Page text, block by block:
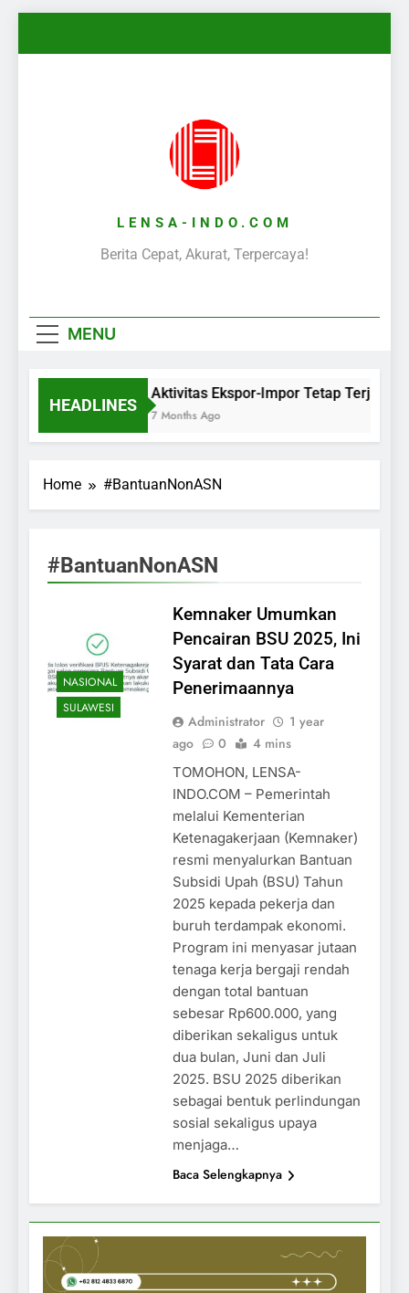
LENSA-INDO.COM
Berita Cepat, Akurat, Terpercaya!
MENU
HEADLINES
Aktivitas Ekspor-Impor Tetap Terjaga
7 Months Ago
Home #BantuanNonASN
#BantuanNonASN
NASIONAL
SULAWESI
Kemnaker Umumkan
Pencairan BSU 2025, Ini
Syarat dan Tata Cara
Penerimaannya
Administrator
1 year
ago
0 4 mins
TOMOHON, LENSA-
INDO.COM – Pemerintah
melalui Kementerian
Ketenagakerjaan (Kemnaker)
resmi menyalurkan Bantuan
Subsidi Upah (BSU) Tahun
2025 kepada pekerja dan
buruh terdampak ekonomi.
Program ini menyasar jutaan
tenaga kerja bergaji rendah
dengan total bantuan
sebesar Rp600.000, yang
diberikan sekaligus untuk
dua bulan, Juni dan Juli
2025. BSU 2025 diberikan
sebagai bentuk perlindungan
sosial sekaligus upaya
menjaga…
Baca Selengkapnya